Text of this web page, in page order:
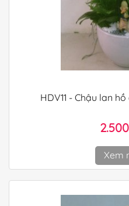
HDV11 - Chậu lan
Xem